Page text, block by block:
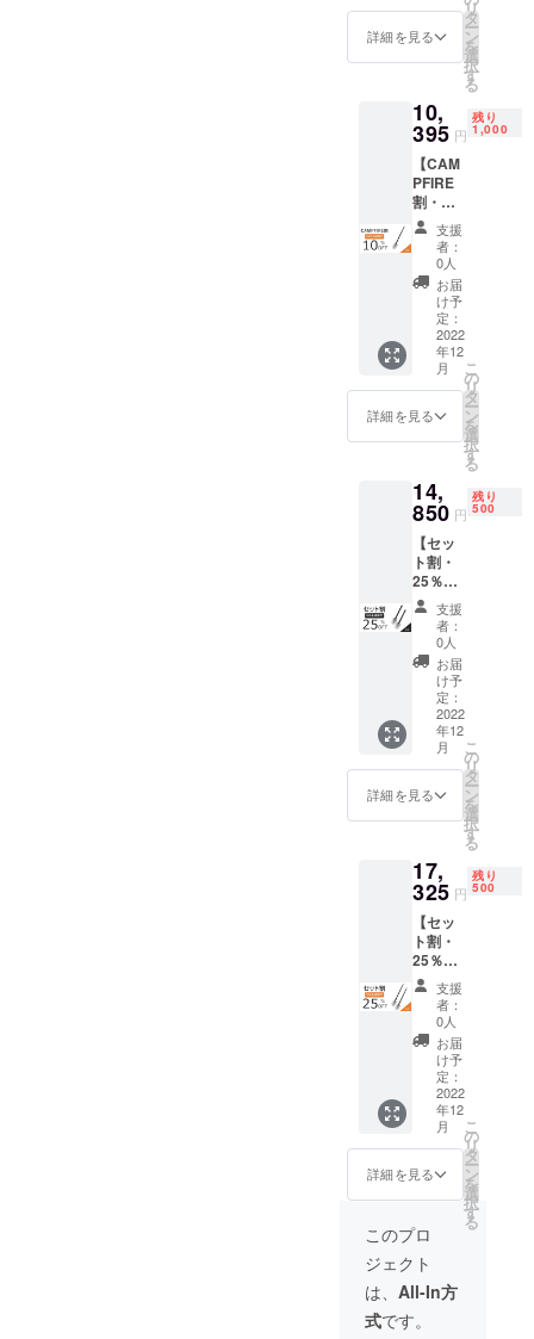
る場合
がござ
承くだ
さい。
ダース
トラッ
■調整用
レンチ
×1 ■日
本語取
扱説明
書×1 ※
ご支援
の数が
想定を
上回っ
た場
合、製
造工程
上の都
合等に
より出
荷時期
いま
す。予
めご了
承くだ
さい。
11,550
円 →
9,818円
（税・
込）
【内
容】 ■
多機能
シャベ
ル（Lサ
イズ）
×1 ■
シャベ
ル保護
カバー
×1 ■収
納バッ
グ×1 ■
ショル
ダース
トラッ
■調整用
レンチ
×1 ■日
本語取
扱説明
書×1 ※
ご支援
の数が
想定を
上回っ
た場
合、製
造工程
上の都
合等に
より出
荷時期
いま
す。予
めご了
承くだ
さい。
詳細を見る
リ
タ
ー
ン
を
選
択
す
る
10,
395 円
残り
1,000
【CAM
PFIRE
割・
10％OF
F】
NexToo
l多機能
シャベ
ル（Lサ
イズ）
× 1 一般
販売予
定価格
11,550
円 →
10,395
（税・
送料
込）
【内
容】 ■
多機能
シャベ
ル（Lサ
イズ）
×1 ■
シャベ
ル保護
カバー
×1 ■収
納バッ
グ×1 ■
ショル
落下防
止紐×1
■調整用
レンチ
×1 ■日
本語取
扱説明
書×1 ※
ご支援
の数が
想定を
上回っ
た場
合、製
造工程
上の都
合等に
が遅れ
がござ
いま
す。予
めご了
支援
者：
0人
お届
け予
定：
2022
年12
月
詳細を見る
こ
の
リ
タ
ー
ン
を
選
択
す
る
14,
850 円
残り
500
【セッ
ト割・
25％OF
F】
NexToo
l多機能
シャベ
ル（M
サイ
ズ） × 2
一般販
売予定
価格
19,800
円 →
14,850
（税・
送料
込）
【内
容】 ■
多機能
シャベ
ル（M
サイ
ズ）×2
■シャベ
ル保護
カバー
×2 ■収
納バッ
グ×2 ■
ショル
プ×2 ■
日本語
取扱説
明書×2
※ご支援
の数が
支援
者：
0人
お届
け予
定：
2022
年12
月
詳細を見る
こ
の
リ
タ
ー
ン
を
選
択
す
る
17,
325 円
残り
500
【セッ
ト割・
25％OF
F】
NexToo
l多機能
シャベ
ル（Lサ
イズ）
× 2 一般
販売予
定価格
23,100
円 →
17,325
円
（税・
送料
込）
【内
容】 ■
多機能
支援
者：
0人
お届
け予
定：
2022
年12
月
詳細を見る
こ
の
リ
タ
ー
ン
を
選
択
す
る
このプロ
ジェクト
は、 All-In方
式です。